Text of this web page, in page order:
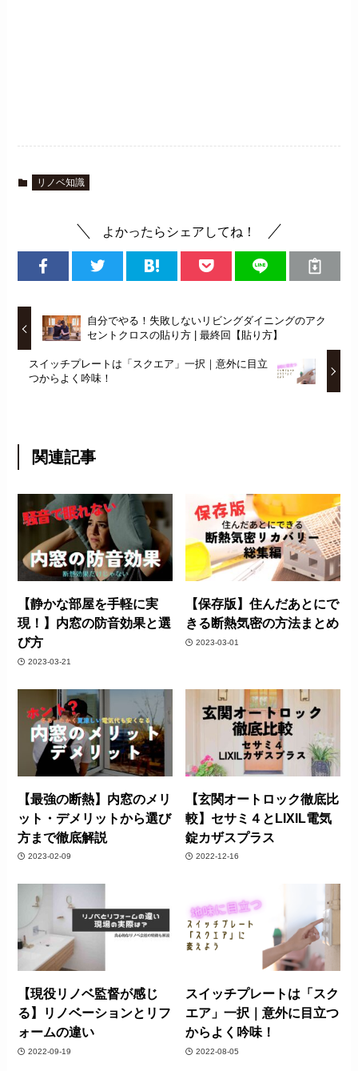
リノベ知識
よかったらシェアしてね！
自分でやる！失敗しないリビングダイニングのアク
セントクロスの貼り方 | 最終回【貼り方】
スイッチプレートは「スクエア」一択｜意外に目立
つからよく吟味！
関連記事
【静かな部屋を手軽に実
現！】内窓の防音効果と選
び方
2023-03-21
【保存版】住んだあとにで
きる断熱気密の方法まとめ
2023-03-01
【最強の断熱】内窓のメリ
ット・デメリットから選び
方まで徹底解説
2023-02-09
【玄関オートロック徹底比
較】セサミ４とLIXIL電気
錠カザスプラス
2022-12-16
【現役リノベ監督が感じ
る】リノベーションとリフ
ォームの違い
2022-09-19
スイッチプレートは「スク
エア」一択｜意外に目立つ
からよく吟味！
2022-08-05